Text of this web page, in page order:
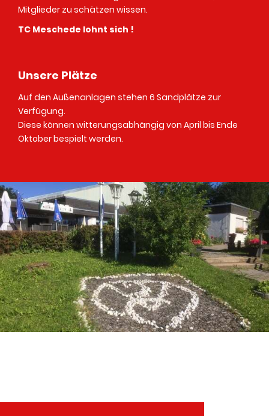
Mitglieder zu schätzen wissen.
TC Meschede lohnt sich !
Unsere Plätze
Auf den Außenanlagen stehen 6 Sandplätze zur
Verfügung.
Diese können witterungsabhängig von April bis Ende
Oktober bespielt werden.